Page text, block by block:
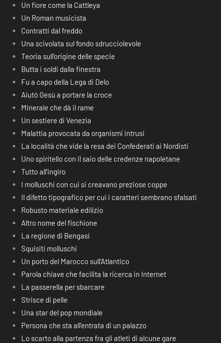
Un fiore come la Cattleya
Un Roman musicista
Contratti dal freddo
Una scivolata sul fondo sdrucciolevole
Teoria sull’origine delle specie
Butta i soldi dalla finestra
Fu a capo della Lega di Delo
Aiutò Gesù a portare la croce
Minerale che dà il rame
Un sestiere di Venezia
Malattia provocata da organismi intrusi
La località che vide la resa dei Confederati ai Nordisti
Uno spiritello con il saio delle credenze napoletane
Tutto all’ingiro
I molluschi con cui si creavano preziose coppe
Il difetto tipografico per cui i caratteri sembrano sfalsati
Robusto materiale edilizio
Altro nome del fischione
La regione di Bengasi
Squisiti molluschi
Un porto del Marocco sull’Atlantico
Parola chiave che facilita la ricerca in Internet
La passerella per sbarcare
Strisce di pelle
Una star del pop mondiale
Persona che sta all’entrata di un palazzo
Lo scarto alla partenza fra gli atleti di alcune gare